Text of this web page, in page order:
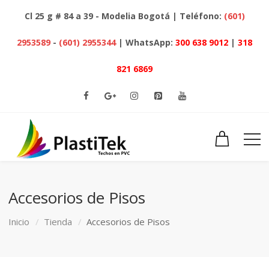
Cl 25 g # 84 a 39 - Modelia Bogotá | Teléfono: (601)
2953589 - (601) 2955344 | WhatsApp: 300 638 9012 | 318
821 6869
Accesorios de Pisos
Inicio Tienda Accesorios de Pisos